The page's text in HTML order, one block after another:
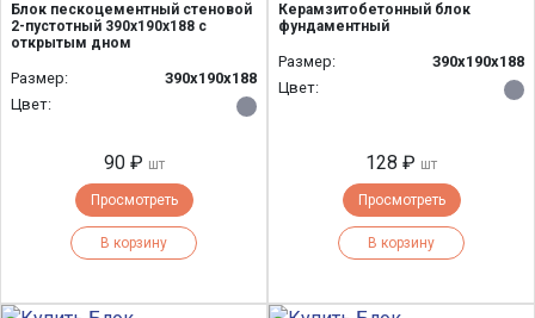
Блок пескоцементный стеновой
2-пустотный 390х190х188 с
открытым дном
Размер:
390х190х188
Цвет:
90 ₽ шт
Просмотреть
В корзину
Керамзитобетонный блок
фундаментный
Размер:
390х190х188
Цвет:
128 ₽ шт
Просмотреть
В корзину